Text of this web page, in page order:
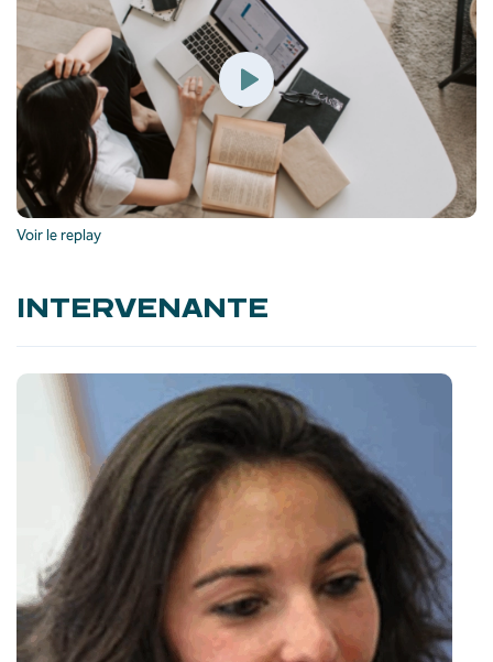
Voir le replay
INTERVENANTE